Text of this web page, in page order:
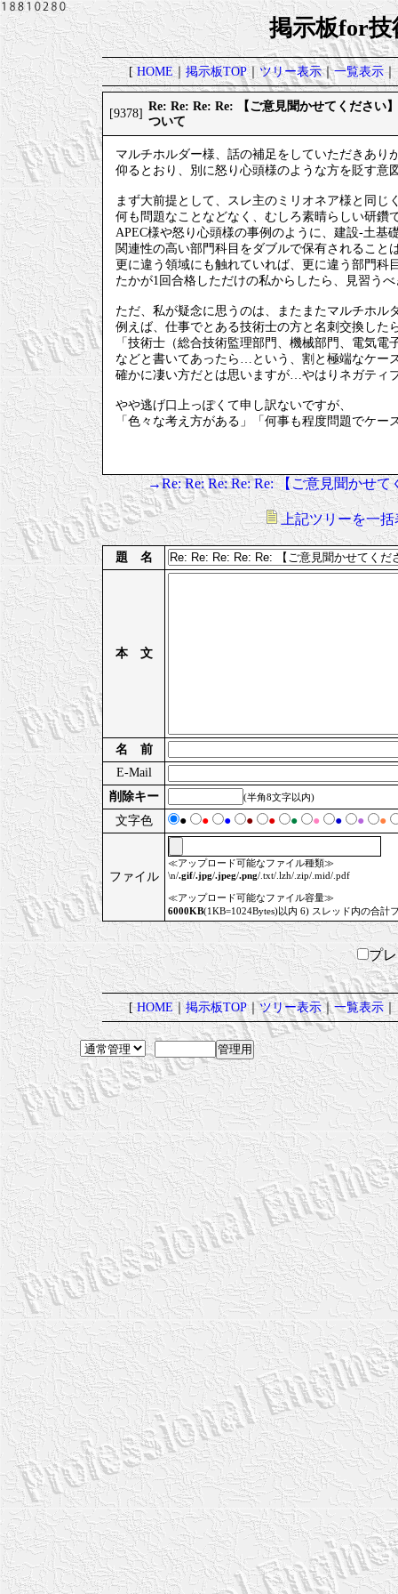
掲示板for技
[HOME｜掲示板TOP｜ツリー表示｜一覧表示｜
[9378]
Re: Re: Re: Re: 【ご意見聞かせてください
ついて
マルチホルダー様、話の補足をしていただきあり
仰るとおり、別に怒り心頭様のような方を貶す意
まず大前提として、スレ主のミリオネア様と同じ
何も問題なことなどなく、むしろ素晴らしい研鑽
APEC様や怒り心頭様の事例のように、建設-土基
関連性の高い部門科目をダブルで保有されること
更に違う領域にも触れていれば、更に違う部門
たかが1回合格しただけの私からしたら、見習う
ただ、私が疑念に思うのは、またまたマルチホル
例えば、仕事でとある技術士の方と名刺交換した
「技術士（総合技術監理部門、機械部門、電気
などと書いてあったら…という、割と極端なケー
確かに凄い方だとは思いますが…やはりネガティ
やや逃げ口上っぽくて申し訳ないですが、
「色々な考え方がある」「何事も程度問題でケ
→Re: Re: Re: Re: Re: 【ご意見聞かせ
上記ツリーを一括
題 名
本 文
名 前
E-Mail
削除キー
(半角8文字以内)
文字色 ● ● ● ● ● ● ● ● ● ●
ファイル
≪アップロード可能なファイル種類≫
\n/.gif/.jpg/.jpeg/.png/.txt/.lzh/.zip/.mid/.pdf
≪アップロード可能なファイル容量≫
6000KB(1KB=1024Bytes)以内 6) スレッド内の合計
プ
[HOME｜掲示板TOP｜ツリー表示｜一覧表示｜